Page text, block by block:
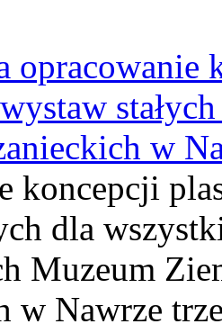
opracowanie
w
koncepcji
dla
Muzeum
w Nawrze